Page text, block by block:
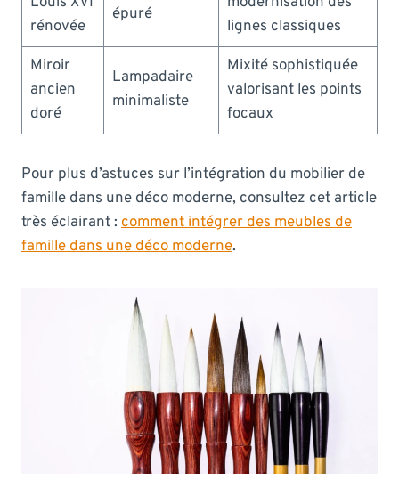
rénovée
épuré
lignes classiques
Miroir
ancien
doré
Lampadaire
minimaliste
Mixité sophistiquée
valorisant les points
focaux
Pour plus d’astuces sur l’intégration du mobilier de
famille dans une déco moderne, consultez cet article
très éclairant : comment intégrer des meubles de
famille dans une déco moderne.